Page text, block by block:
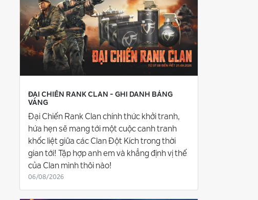
ĐẠI CHIẾN RANK CLAN - GHI DANH BẢNG
VÀNG
Đại Chiến Rank Clan chính thức khởi tranh,
hứa hẹn sẽ mang tới một cuộc canh tranh
khốc liệt giữa các Clan Đột Kích trong thời
gian tới! Tập hợp anh em và khẳng định vị thế
của Clan mình thôi nào!
06/08/2026